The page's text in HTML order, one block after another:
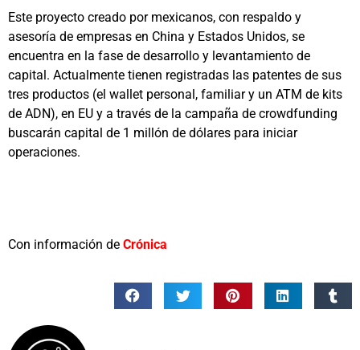
Este proyecto creado por mexicanos, con respaldo y
asesoría de empresas en China y Estados Unidos, se
encuentra en la fase de desarrollo y levantamiento de
capital. Actualmente tienen registradas las patentes de sus
tres productos (el wallet personal, familiar y un ATM de kits
de ADN), en EU y a través de la campaña de crowdfunding
buscarán capital de 1 millón de dólares para iniciar
operaciones.
Con información de Crónica